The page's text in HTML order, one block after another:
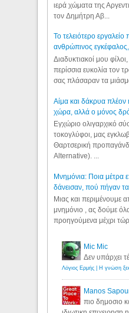
ιερά χώματα της
τον Δημήτρη Αβ...
Το τελειότερο
ανθρώπινος
Διαδυκτιακοί μου
περίσσια ευκολία τον
σας πλάσαραν τα
Αίμα και δάκρυα πλέον
χώρα, αλλά ο μόνος
Εγχώριο ολιγαρχικό
τοκογλύφοι, μας
Θαρτσερική
Alternative). ...
Μνημόνια: Ποια μέτρα
δάνεισαν, πού πήγαν τα
Μιας και περιμένουμε
μνημόνιο , ας δούμε
προηγούμενα μέχρι
Mic Mic
Δεν υπάρχει
Manos
πιο δημοσιο